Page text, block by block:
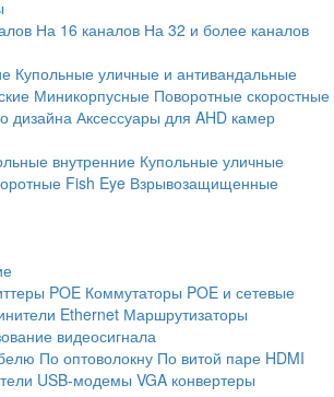
На 16 каналов На 32 и более каналов
Купольные уличные и антивандальные
Миникорпусные Поворотные скоростные
дизайна Аксессуары для AHD камер
внутренние Купольные уличные
Fish Eye Взрывозащищенные
POE Коммутаторы POE и сетевые
Ethernet Маршрутизаторы
видеосигнала
По оптоволокну По витой паре HDMI
USB-модемы VGA конвертеры